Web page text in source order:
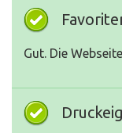
Gut. Die